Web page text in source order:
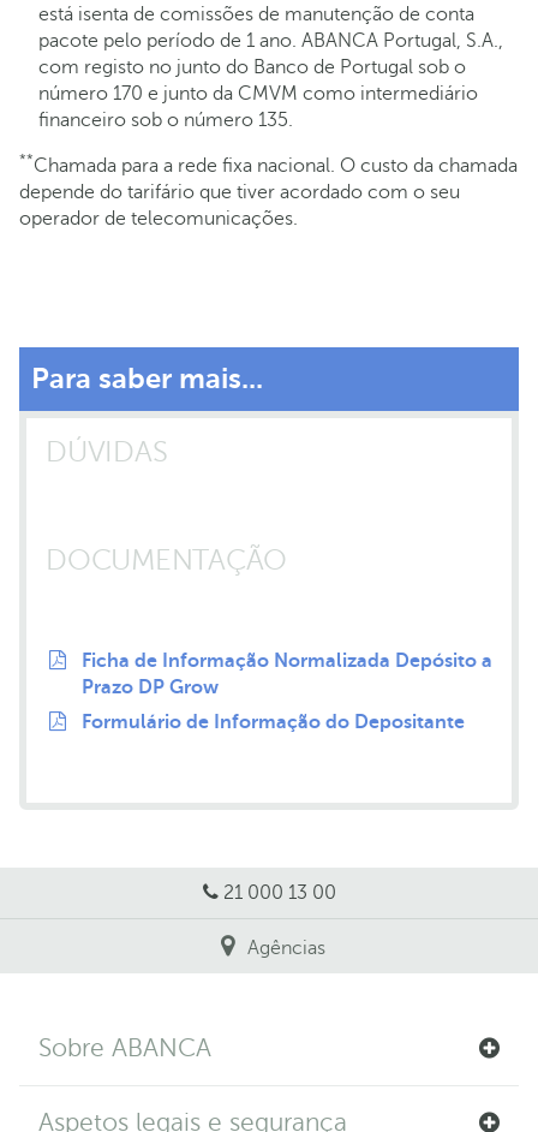
está isenta de comissões de manutenção de conta
pacote pelo período de 1 ano. ABANCA Portugal, S.A.,
com registo no junto do Banco de Portugal sob o
número 170 e junto da CMVM como intermediário
financeiro sob o número 135.
**Chamada para a rede fixa nacional. O custo da chamada
depende do tarifário que tiver acordado com o seu
operador de telecomunicações.
Para saber mais...
DÚVIDAS
DOCUMENTAÇÃO
Ficha de Informação Normalizada Depósito a
Prazo DP Grow
Formulário de Informação do Depositante
21 000 13 00
Agências
Sobre ABANCA
Aspetos legais e segurança